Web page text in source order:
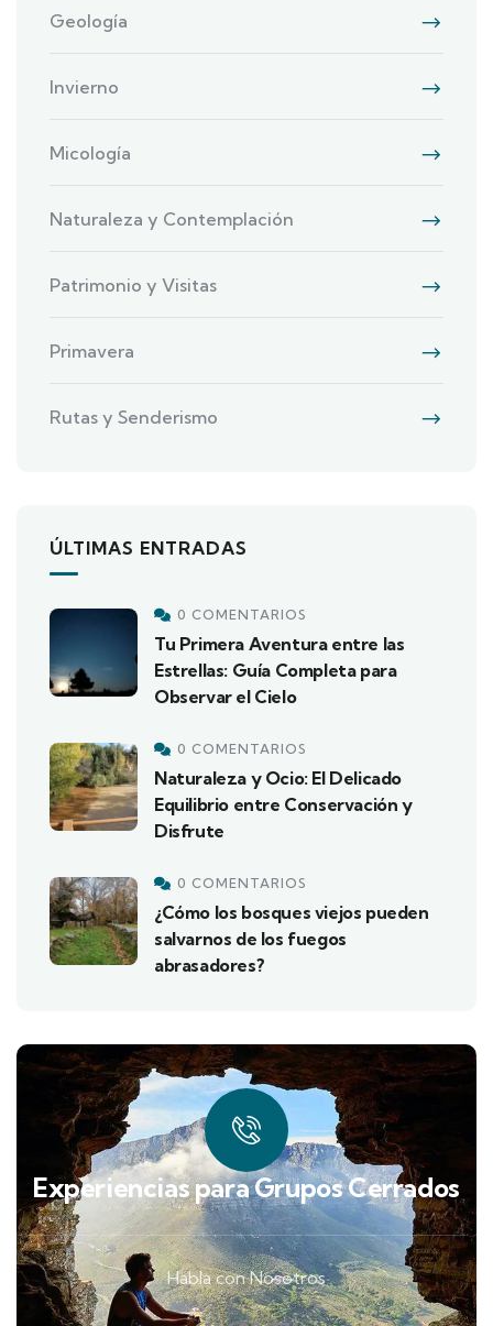
Geología
Invierno
Micología
Naturaleza y Contemplación
Patrimonio y Visitas
Primavera
Rutas y Senderismo
ÚLTIMAS ENTRADAS
0 COMENTARIOS
Tu Primera Aventura entre las
Estrellas: Guía Completa para
Observar el Cielo
0 COMENTARIOS
Naturaleza y Ocio: El Delicado
Equilibrio entre Conservación y
Disfrute
0 COMENTARIOS
¿Cómo los bosques viejos pueden
salvarnos de los fuegos
abrasadores?
Experiencias para Grupos Cerrados
Habla con Nosotros